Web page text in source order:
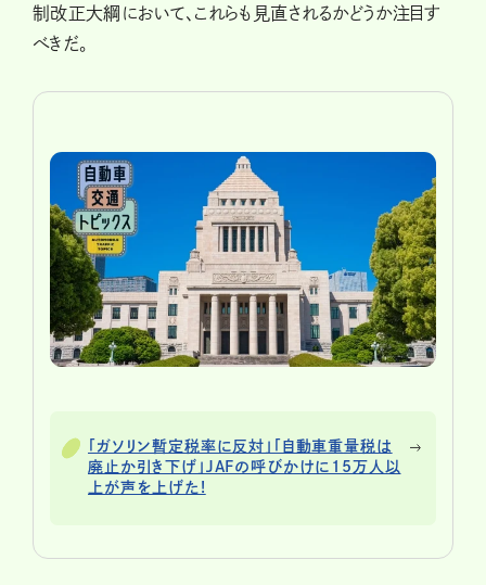
制改正大綱において、これらも見直されるかどうか注目す
べきだ。
「ガソリン暫定税率に反対」「自動車重量税は
廃止か引き下げ」JAFの呼びかけに15万人以
上が声を上げた!